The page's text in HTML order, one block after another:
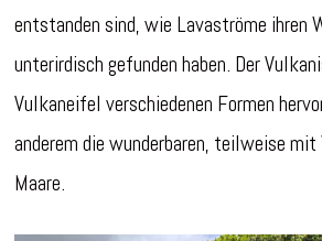
entstanden sind, wie Lavaströme ihren
unterirdisch gefunden haben. Der
Vulkaneifel verschiedenen Formen
anderem die wunderbaren, teilweise
Maare.